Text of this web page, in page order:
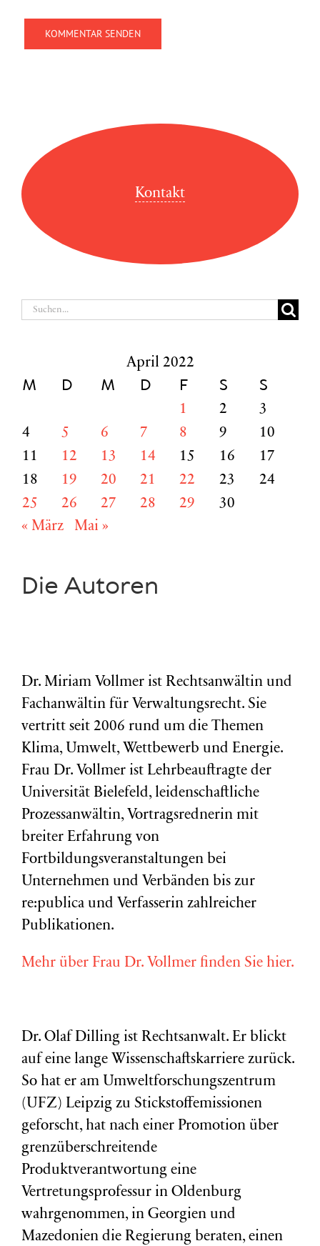
Kontakt
Suche
April 2022
M D M D F S S
1 2
3
4
5 6 7 8 9
10
11
12 13 14 15 16
17
18
19 20 21 22 23
24
25
26 27 28 29
30
« März
Mai »
Die Autoren
Dr. Miriam Vollmer ist Rechtsanwältin und
Fachanwältin für Verwaltungsrecht. Sie
vertritt seit 2006 rund um die Themen
Klima, Umwelt, Wettbewerb und Energie.
Frau Dr. Vollmer ist Lehrbeauftragte der
Universität Bielefeld, leidenschaftliche
Prozessanwältin, Vortragsrednerin mit
breiter Erfahrung von
Fortbildungsveranstaltungen bei
Unternehmen und Verbänden bis zur
re:publica und Verfasserin zahlreicher
Publikationen.
Mehr über Frau Dr. Vollmer finden Sie hier.
Dr. Olaf Dilling ist Rechtsanwalt. Er blickt
auf eine lange Wissenschaftskarriere zurück.
So hat er am Umweltforschungszentrum
(UFZ) Leipzig zu Stickstoffemissionen
geforscht, hat nach einer Promotion über
grenzüberschreitende
Produktverantwortung eine
Vertretungsprofessur in Oldenburg
wahrgenommen, in Georgien und
Mazedonien die Regierung beraten, einen